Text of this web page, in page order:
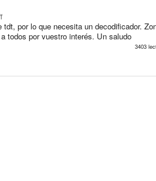
por lo que necesita un decodificador.
todos por vuestro interés. Un saludo
3403